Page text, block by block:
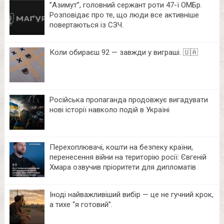
⁨”Азимут”, головний сержант роти 47-ї ОМБр.
Розповідає про те, що люди все активніше
повертаються із СЗЧ.
Коли обираєш 92 — завжди у виграші. 🇺🇦
Російська пропаганда продовжує вигадувати
нові історії навколо подій в Україні
Перехоплювачі, кошти на безпеку країни,
перенесення війни на територію росії: Євгеній
Хмара озвучив пріоритети для дипломатів
Іноді найважливіший вибір — це не гучний крок,
а тихе “я готовий”.